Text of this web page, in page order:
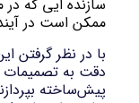
سازنده ایی که
ممکن است در
با در نظر گرفتن
دقت به تصمیمات
پیش‌ساخته